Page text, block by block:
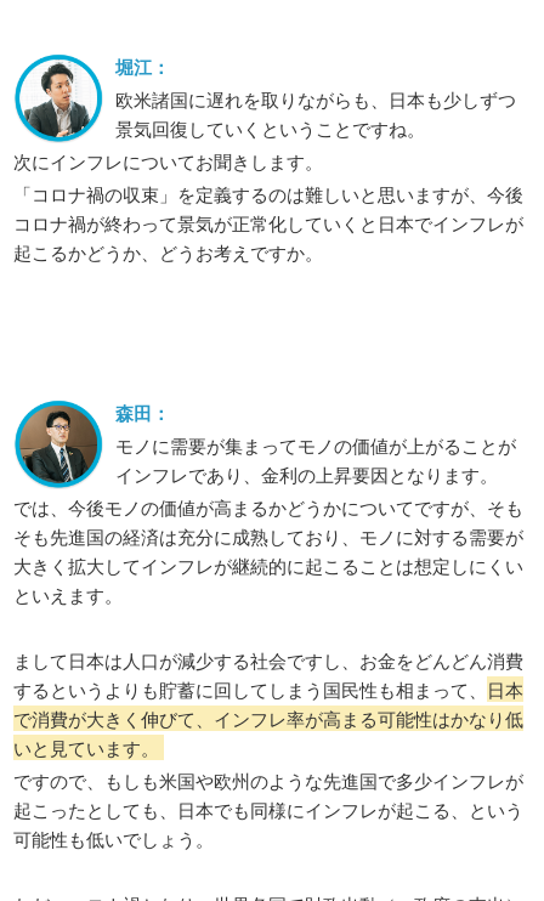
堀江：
欧米諸国に遅れを取りながらも、日本も少しずつ
景気回復していくということですね。
次にインフレについてお聞きします。
「コロナ禍の収束」を定義するのは難しいと思いますが、今後
コロナ禍が終わって景気が正常化していくと日本でインフレが
起こるかどうか、どうお考えですか。
森田：
モノに需要が集まってモノの価値が上がることが
インフレであり、金利の上昇要因となります。
では、今後モノの価値が高まるかどうかについてですが、そも
そも先進国の経済は充分に成熟しており、モノに対する需要が
大きく拡大してインフレが継続的に起こることは想定しにくい
といえます。
まして日本は人口が減少する社会ですし、お金をどんどん消費
するというよりも貯蓄に回してしまう国民性も相まって、
日本
で消費が大きく伸びて、インフレ率が高まる可能性はかなり低
いと見ています。
ですので、もしも米国や欧州のような先進国で多少インフレが
起こったとしても、日本でも同様にインフレが起こる、という
可能性も低いでしょう。